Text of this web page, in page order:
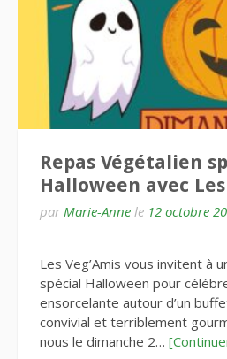
Repas Végétalien
Halloween avec Les
par Marie-Anne le 12 octobre
Les Veg’Amis vous invitent à
spécial Halloween pour
ensorcelante autour d’un
convivial et terriblement
nous le dimanche 2…